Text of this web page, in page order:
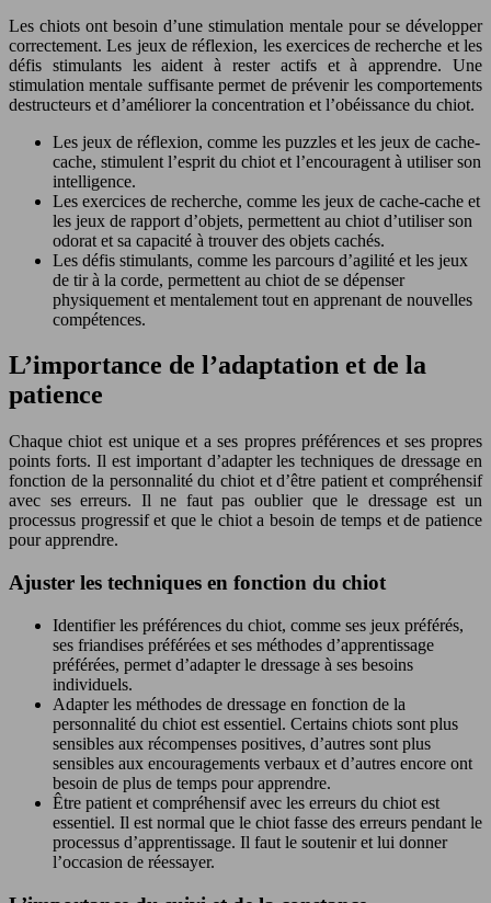
Les chiots ont besoin d’une stimulation mentale pour se développer
correctement. Les jeux de réflexion, les exercices de recherche et les
défis stimulants les aident à rester actifs et à apprendre. Une
stimulation mentale suffisante permet de prévenir les comportements
destructeurs et d’améliorer la concentration et l’obéissance du chiot.
Les jeux de réflexion, comme les puzzles et les jeux de cache-
cache, stimulent l’esprit du chiot et l’encouragent à utiliser son
intelligence.
Les exercices de recherche, comme les jeux de cache-cache et
les jeux de rapport d’objets, permettent au chiot d’utiliser son
odorat et sa capacité à trouver des objets cachés.
Les défis stimulants, comme les parcours d’agilité et les jeux
de tir à la corde, permettent au chiot de se dépenser
physiquement et mentalement tout en apprenant de nouvelles
compétences.
L’importance de l’adaptation et de la
patience
Chaque chiot est unique et a ses propres préférences et ses propres
points forts. Il est important d’adapter les techniques de dressage en
fonction de la personnalité du chiot et d’être patient et compréhensif
avec ses erreurs. Il ne faut pas oublier que le dressage est un
processus progressif et que le chiot a besoin de temps et de patience
pour apprendre.
Ajuster les techniques en fonction du chiot
Identifier les préférences du chiot, comme ses jeux préférés,
ses friandises préférées et ses méthodes d’apprentissage
préférées, permet d’adapter le dressage à ses besoins
individuels.
Adapter les méthodes de dressage en fonction de la
personnalité du chiot est essentiel. Certains chiots sont plus
sensibles aux récompenses positives, d’autres sont plus
sensibles aux encouragements verbaux et d’autres encore ont
besoin de plus de temps pour apprendre.
Être patient et compréhensif avec les erreurs du chiot est
essentiel. Il est normal que le chiot fasse des erreurs pendant le
processus d’apprentissage. Il faut le soutenir et lui donner
l’occasion de réessayer.